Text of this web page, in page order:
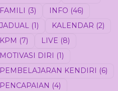
FAMILI
(3) INFO (46)
JADUAL (1) KALENDAR (2)
KPM (7) LIVE (8)
MOTIVASI DIRI
(1)
PEMBELAJARAN KENDIRI
(6)
PENCAPAIAN (4)